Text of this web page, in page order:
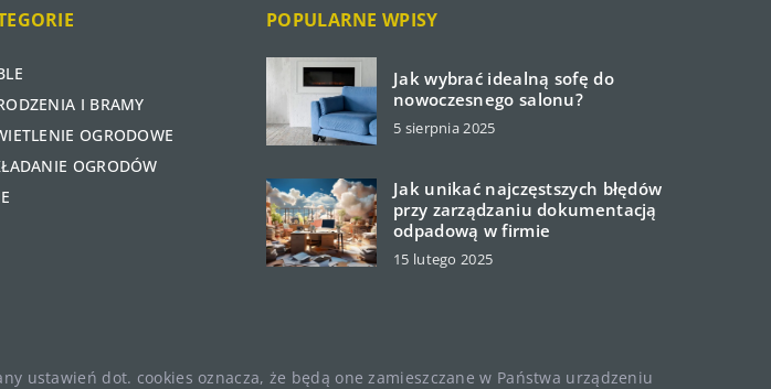
I BRAMY
OGRODOWE
OGRODÓW
POPULARNE WPISY
Jak wybrać idealną sofę do
nowoczesnego salonu?
5 sierpnia 2025
Jak unikać najczęstszych błędów
przy zarządzaniu dokumentacją
odpadową w firmie
15 lutego 2025
ustawień dot. cookies oznacza, że będą one zamieszczane w Państwa urządzeniu